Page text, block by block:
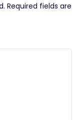
Required fields are